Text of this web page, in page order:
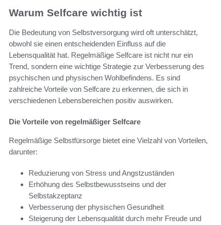
Warum Selfcare wichtig ist
Die Bedeutung von Selbstversorgung wird oft unterschätzt,
obwohl sie einen entscheidenden Einfluss auf die
Lebensqualität hat. Regelmäßige Selfcare ist nicht nur ein
Trend, sondern eine wichtige Strategie zur Verbesserung des
psychischen und physischen Wohlbefindens. Es sind
zahlreiche Vorteile von Selfcare zu erkennen, die sich in
verschiedenen Lebensbereichen positiv auswirken.
Die Vorteile von regelmäßiger Selfcare
Regelmäßige Selbstfürsorge bietet eine Vielzahl von Vorteilen,
darunter:
Reduzierung von Stress und Angstzuständen
Erhöhung des Selbstbewusstseins und der
Selbstakzeptanz
Verbesserung der physischen Gesundheit
Steigerung der Lebensqualität durch mehr Freude und